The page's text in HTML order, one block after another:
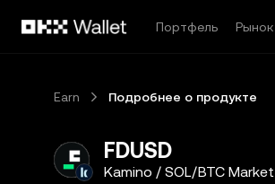
Портфель
Рынок
Earn Подробнее о продукте
FDUSD
Kamino / SOL/BTC Market